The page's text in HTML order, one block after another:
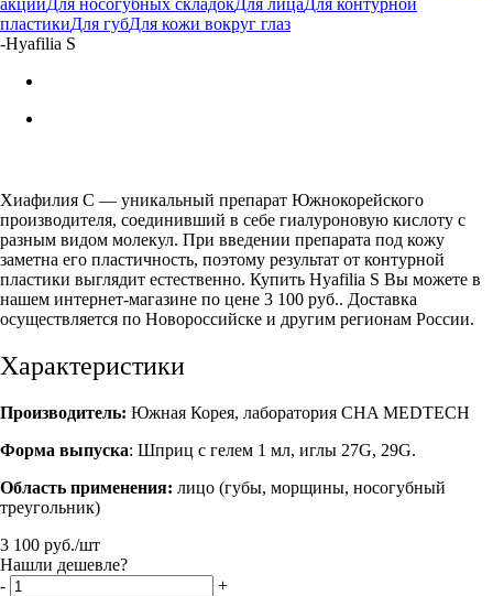
пластикиДля губДля кожи вокруг глаз
-Hyafilia S
Хиафилия С — уникальный препарат Южнокорейского
производителя, соединивший в себе гиалуроновую кислоту с
разным видом молекул. При введении препарата под кожу
заметна его пластичность, поэтому результат от контурной
пластики выглядит естественно. Купить Hyafilia S Вы можете в
нашем интернет-магазине по цене 3 100 руб.. Доставка
осуществляется по Новороссийске и другим регионам России.
Характеристики
Производитель: Южная Корея, лаборатория CHA MEDTECH
Форма выпуска: Шприц с гелем 1 мл, иглы 27G, 29G.
Область применения: лицо (губы, морщины, носогубный
треугольник)
3 100 руб./шт
Нашли дешевле?
-
+